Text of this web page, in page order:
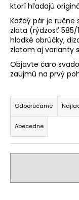
ktorí hľadajú
Každý pár je
zlata (rýdzosť 585/
hladké obrúčky,
zlatom aj varianty
Objavte čaro
zaujmú na prvý
R
a
d
e
n
p
Odporúčame
Abecedne
b
u
j
e
t
e
n
á
j
s
ť
?